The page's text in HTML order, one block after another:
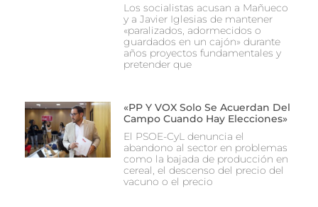
Los socialistas acusan a Mañueco
y a Javier Iglesias de mantener
«paralizados, adormecidos o
guardados en un cajón» durante
años proyectos fundamentales y
pretender que
«PP Y VOX Solo Se Acuerdan Del
Campo Cuando Hay Elecciones»
El PSOE-CyL denuncia el
abandono al sector en problemas
como la bajada de producción en
cereal, el descenso del precio del
vacuno o el precio